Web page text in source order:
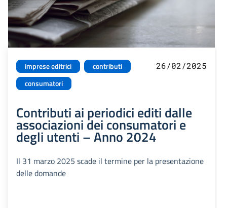
imprese editrici
contributi
consumatori
26/02/2025
Contributi ai periodici editi dalle
associazioni dei consumatori e
degli utenti – Anno 2024
Il 31 marzo 2025 scade il termine per la presentazione
delle domande